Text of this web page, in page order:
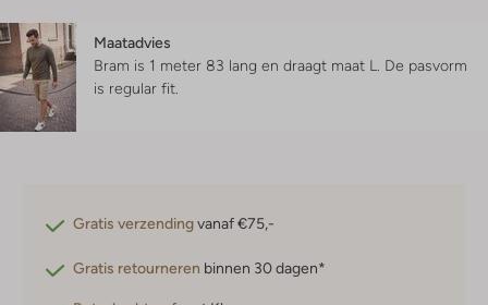
Maatadvies
Bram is 1 meter 83 lang en draagt maat L. De pasvorm
is regular fit
Gratis verzendingvanaf €75,-
Gratis retourneren binnen 30 dagen*